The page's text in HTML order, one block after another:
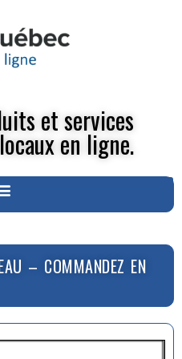
et services
locaux en ligne.
– COMMANDEZ EN